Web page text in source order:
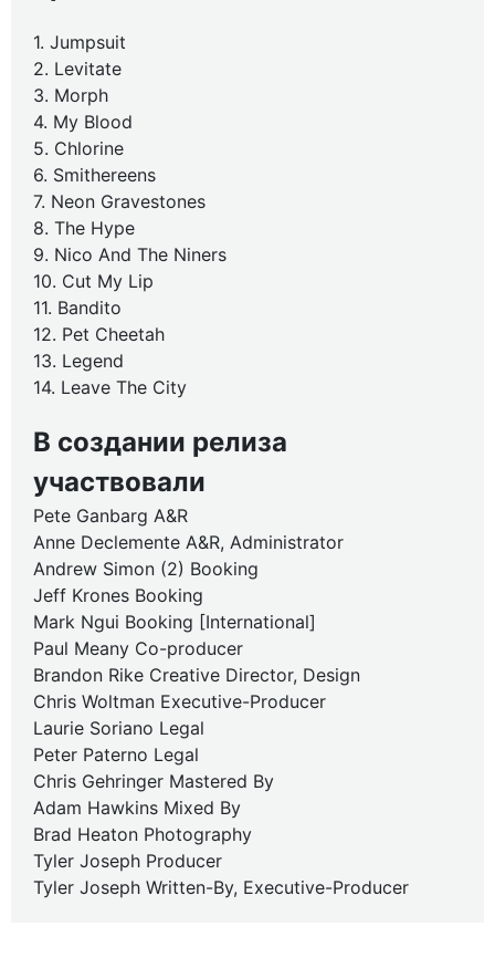
1. Jumpsuit
2. Levitate
3. Morph
4. My Blood
5. Chlorine
6. Smithereens
7. Neon Gravestones
8. The Hype
9. Nico And The Niners
10. Cut My Lip
11. Bandito
12. Pet Cheetah
13. Legend
14. Leave The City
В создании релиза
участвовали
Pete Ganbarg A&R
Anne Declemente A&R, Administrator
Andrew Simon (2) Booking
Jeff Krones Booking
Mark Ngui Booking [International]
Paul Meany Co-producer
Brandon Rike Creative Director, Design
Chris Woltman Executive-Producer
Laurie Soriano Legal
Peter Paterno Legal
Chris Gehringer Mastered By
Adam Hawkins Mixed By
Brad Heaton Photography
Tyler Joseph Producer
Tyler Joseph Written-By, Executive-Producer